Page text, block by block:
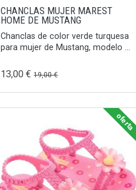
CHANCLAS MUJER MAREST
HOME DE MUSTANG
Chanclas de color verde turquesa
para mujer de Mustang, modelo ...
13,00 €19,00 €
oferta